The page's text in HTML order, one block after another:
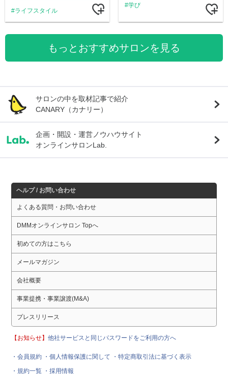
ライフスタイル
学び
もっとおすすめサロンを見る
サロンの中を取材記事で紹介
CANARY（カナリー）
企画・開設・運営ノウハウサイト
オンラインサロンLab.
ヘルプ / お問い合わせ
よくある質問・お問い合わせ
DMMオンラインサロン Topへ
初めての方はこちら
メールマガジン
会社概要
事業提携・事業譲渡(M&A)
プレスリリース
【お知らせ】他社サービスと同じパスワードをご利用の方へ
・会員規約 ・個人情報保護に関して
・特定商取引法に基づく表示
・規約一覧 ・採用情報